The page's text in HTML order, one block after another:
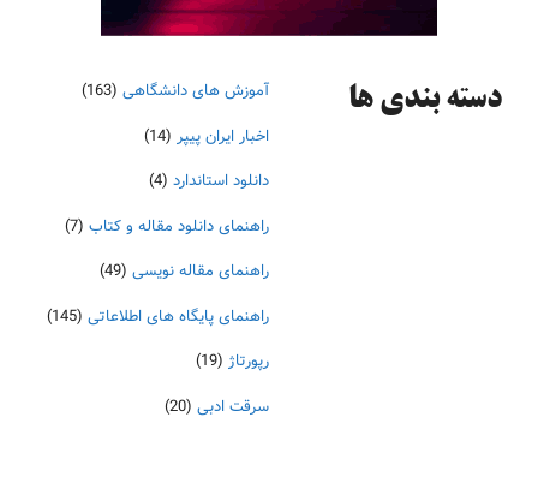
دسته‌ بندی ها آموزش های دانشگاهی (163)
اخبار ایران پیپر (14)
دانلود استاندارد (4)
راهنمای دانلود مقاله و کتاب (7)
راهنمای مقاله نویسی (49)
راهنمای پایگاه های اطلاعاتی (145)
رپورتاژ (19)
سرقت ادبی (20)